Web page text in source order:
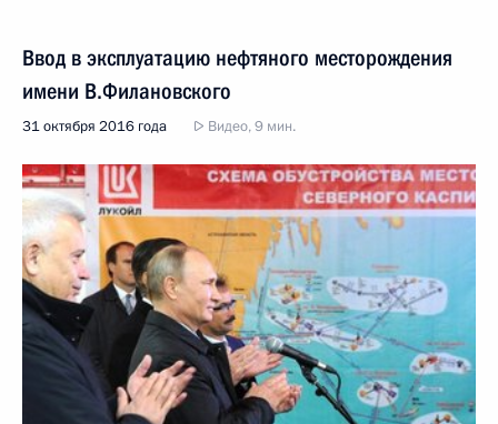
Ввод в эксплуатацию нефтяного месторождения
имени В.Филановского
31 октября 2016 года Видео, 9 мин.